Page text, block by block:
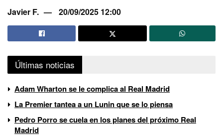
Javier F. 20/09/2025 12:00
Últimas noticias
Adam Wharton se le complica al Real Madrid
La Premier tantea a un Lunin que se lo piensa
Pedro Porro se cuela en los planes del próximo Real
Madrid